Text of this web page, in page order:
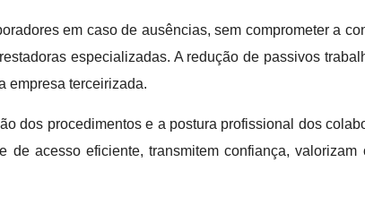
em caso de ausências, sem comprometer a
especializadas. A redução de passivos
empresa terceirizada.
dos procedimentos e a postura profissional dos
acesso eficiente, transmitem confiança,